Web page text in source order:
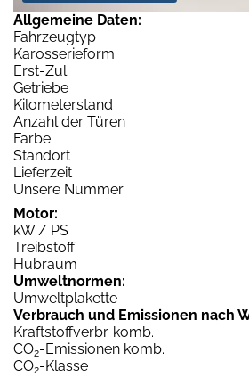
Allgemeine Daten:
Fahrzeugtyp
Karosserieform
Erst-Zul.
Getriebe
Kilometerstand
Anzahl der Türen
Farbe
Standort
Lieferzeit
Unsere Nummer
Motor:
kW / PS
Treibstoff
Hubraum
Umweltnormen:
Umweltplakette
Verbrauch und Emissionen nach
Kraftstoffverbr. komb.
CO2-Emissionen komb.
CO2-Klasse